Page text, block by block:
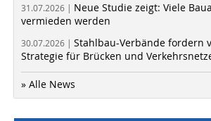
31.07.2026 | Neue Studie zeigt: Viele
vermieden werden
30.07.2026 | Stahlbau-Verbände fordern
Strategie für Brücken und
» Alle News